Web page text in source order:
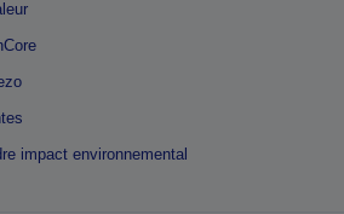
impact environnemental